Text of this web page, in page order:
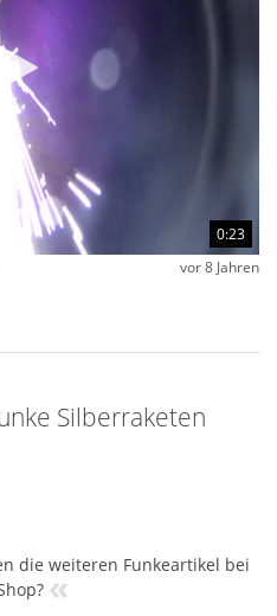
0:23
vor 8 Jahren
Silberraketen
die weiteren Funkeartikel bei
«